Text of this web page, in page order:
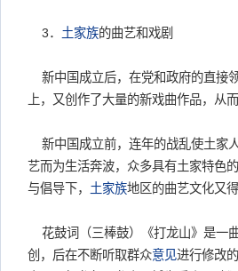
3． 土家族的曲艺和戏剧
新中国成立后，在党和政府的直接
上，又创作了大量的新戏曲作品，从
新中国成立前，连年的战乱使土家
艺而为生活奔波，众多具有土家特色
与倡导下， 土家族地区的曲艺文化又
花鼓词（三棒鼓）《打龙山》是一
创，后在不断听取群众意见进行修改